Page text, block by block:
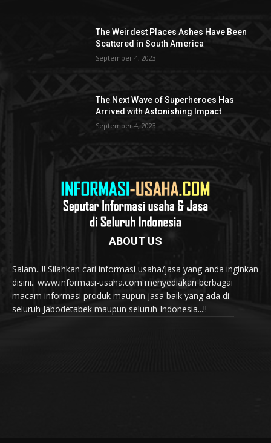
The Weirdest Places Ashes Have Been
Scattered in South America
September 4, 2023
The Next Wave of Superheroes Has
Arrived with Astonishing Impact
September 4, 2023
ABOUT US
Salam...!! Silahkan cari informasi usaha/jasa yang anda inginkan
disini.. www.informasi-usaha.com menyediakan berbagai
macam informasi produk maupun jasa baik yang ada di
seluruh Jabodetabek maupun seluruh Indonesia...!!